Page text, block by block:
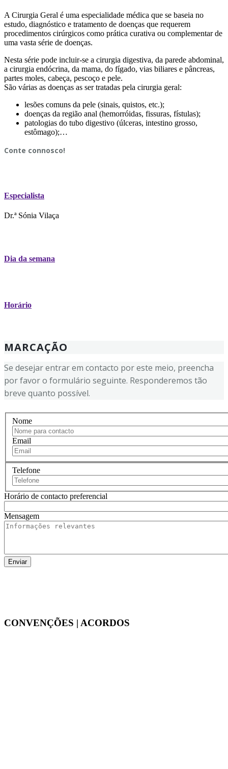
A Cirurgia Geral é uma especialidade médica que se baseia no
estudo, diagnóstico e tratamento de doenças que requerem
procedimentos cirúrgicos como prática curativa ou complementar de
uma vasta série de doenças.
Nesta série pode incluir-se a cirurgia digestiva, da parede abdominal,
a cirurgia endócrina, da mama, do fígado, vias biliares e pâncreas,
partes moles, cabeça, pescoço e pele.
São várias as doenças as ser tratadas pela cirurgia geral:
lesões comuns da pele (sinais, quistos, etc.);
doenças da região anal (hemorróidas, fissuras, fístulas);
patologias do tubo digestivo (úlceras, intestino grosso,
estômago);…
Conte connosco!
Especialista
Dr.ª Sónia Vilaça
Dia da semana
Horário
MARCAÇÃO
Se desejar entrar em contacto por este meio, preencha
por favor o formulário seguinte. Responderemos tão
breve quanto possível.
Nome
Email
Telefone
Horário de contacto preferencial
Mensagem
CONVENÇÕES | ACORDOS